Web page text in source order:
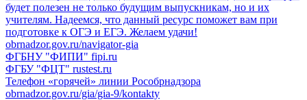
будет полезен не только будущим выпускникам, но и их
учителям. Надеемся, что данный ресурс поможет вам при
подготовке к ОГЭ и ЕГЭ. Желаем удачи!
obrnadzor.gov.ru/navigator-gia
ФГБНУ "ФИПИ" fipi.ru
ФГБУ "ФЦТ" rustest.ru
Телефон «горячей» линии Рособрнадзора
obrnadzor.gov.ru/gia/gia-9/kontakty